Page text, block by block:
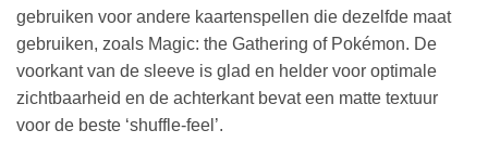
gebruiken voor andere kaartenspellen die dezelfde maat
gebruiken, zoals Magic: the Gathering of Pokémon. De
voorkant van de sleeve is glad en helder voor optimale
zichtbaarheid en de achterkant bevat een matte textuur
voor de beste ‘shuffle-feel’.